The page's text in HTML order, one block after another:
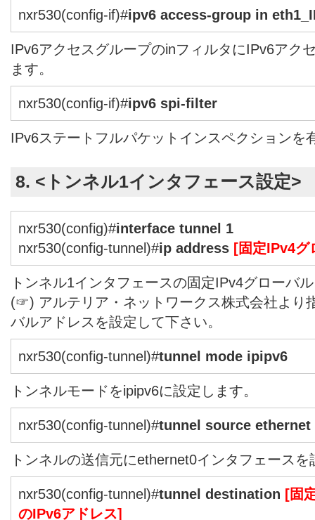
nxr530(config-if)#ipv6 access-group in
IPv6アクセスグループのinフィルタにIPv6アク
ます。
nxr530(config-if)#ipv6 spi-filter
IPv6ステートフルパケットインスペクションを
8. <トンネル1インタフェース設定>
nxr530(config)#interface tunnel 1
nxr530(config-tunnel)#ip address [固定IPv4グ
トンネル1インタフェースの固定IPv4グローバ
(☞) アルテリア・ネットワークス株式会社より
バルアドレスを設定して下さい。
nxr530(config-tunnel)#tunnel mode ipipv6
トンネルモードをipipv6に設定します。
nxr530(config-tunnel)#tunnel source ethernet
トンネルの送信元にethernet0インタフェースを
nxr530(config-tunnel)#tunnel destination [固
のIPv6アドレス]